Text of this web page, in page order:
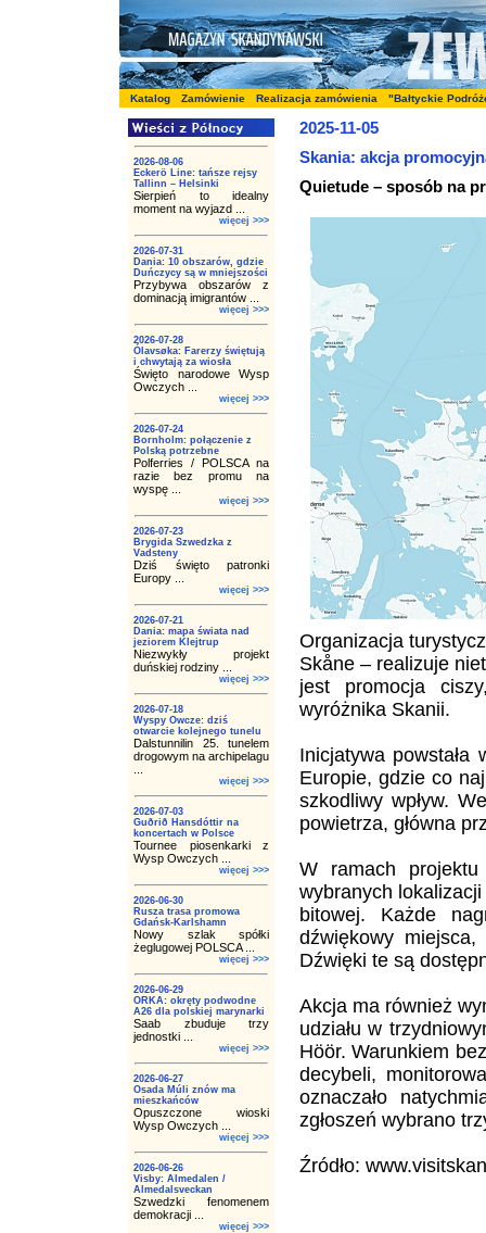
Katalog Zamówienie Realizacja zamówienia "Bałtyckie
2026-08-06
Eckerö Line: tańsze rejsy
Tallinn – Helsinki
Sierpień to idealny
moment na wyjazd ...
więcej >>>
2026-07-31
Dania: 10 obszarów, gdzie
Duńczycy są w mniejszości
Przybywa obszarów z
dominacją imigrantów ...
więcej >>>
2026-07-28
Ólavsøka: Farerzy świętują
i chwytają za wiosła
Święto narodowe Wysp
Owczych ...
więcej >>>
2026-07-24
Bornholm: połączenie z
Polską potrzebne
Polferries / POLSCA na
razie bez promu na
wyspę ...
więcej >>>
2026-07-23
Brygida Szwedzka z
Vadsteny
Dziś święto patronki
Europy ...
więcej >>>
2026-07-21
Dania: mapa świata nad
jeziorem Klejtrup
Niezwykły projekt
duńskiej rodziny ...
więcej >>>
2026-07-18
Wyspy Owcze: dziś
otwarcie kolejnego tunelu
Dalstunnilin 25. tunelem
drogowym na archipelagu
więcej >>>
2026-07-03
Guðrið Hansdóttir na
koncertach w Polsce
Tournee piosenkarki z
Wysp Owczych ...
więcej >>>
2026-06-30
Rusza trasa promowa
Gdańsk-Karlshamn
Nowy szlak spółki
żeglugowej POLSCA ...
więcej >>>
2026-06-29
ORKA: okręty podwodne
A26 dla polskiej marynarki
Saab zbuduje trzy
jednostki ...
więcej >>>
2026-06-27
Osada Múli znów ma
mieszkańców
Opuszczone wioski
Wysp Owczych ...
więcej >>>
2026-06-26
Visby: Almedalen /
Almedalsveckan
Szwedzki fenomenem
demokracji ...
więcej >>>
2025-11-05
Skania: akcja
Quietude – sposób na
Organizacja
Skåne – realizuje
jest promocja
wyróżnika Skanii.
Inicjatywa powstała
Europie, gdzie co
szkodliwy wpływ.
powietrza, główna
W ramach
wybranych
bitowej. Każde
dźwiękowy
Dźwięki te są
Akcja ma również
udziału w
Höör. Warunkiem
decybeli,
oznaczało
zgłoszeń wybrano
Źródło: